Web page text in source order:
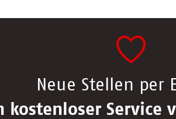
Neue Stellen per
kostenloser Service